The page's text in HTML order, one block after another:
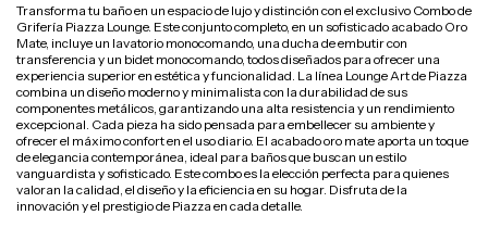
Transforma tu baño en un espacio de lujo y distinción con el exclusivo Combo de
Grifería Piazza Lounge. Este conjunto completo, en un sofisticado acabado Oro
Mate, incluye un lavatorio monocomando, una ducha de embutir con
transferencia y un bidet monocomando, todos diseñados para ofrecer una
experiencia superior en estética y funcionalidad. La línea Lounge Art de Piazza
combina un diseño moderno y minimalista con la durabilidad de sus
componentes metálicos, garantizando una alta resistencia y un rendimiento
excepcional. Cada pieza ha sido pensada para embellecer su ambiente y
ofrecer el máximo confort en el uso diario. El acabado oro mate aporta un toque
de elegancia contemporánea, ideal para baños que buscan un estilo
vanguardista y sofisticado. Este combo es la elección perfecta para quienes
valoran la calidad, el diseño y la eficiencia en su hogar. Disfruta de la
innovación y el prestigio de Piazza en cada detalle.